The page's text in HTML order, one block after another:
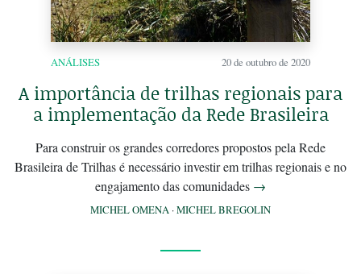
ANÁLISES 20 de outubro de 2020
A importância de trilhas regionais para
a implementação da Rede Brasileira
Para construir os grandes corredores propostos pela Rede
Brasileira de Trilhas é necessário investir em trilhas regionais e no
engajamento das comunidades →
MICHEL OMENA ·MICHEL BREGOLIN